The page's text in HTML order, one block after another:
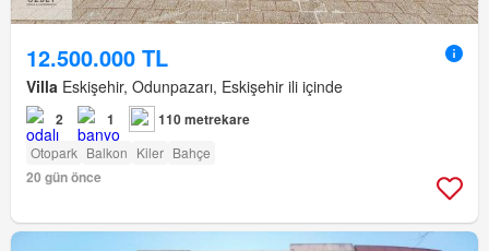
12.500.000 TL
Villa Eskişehir, Odunpazarı, Eskişehir ili içinde
2 1 110 metrekare
Otopark Balkon Kiler Bahçe
20 gün önce